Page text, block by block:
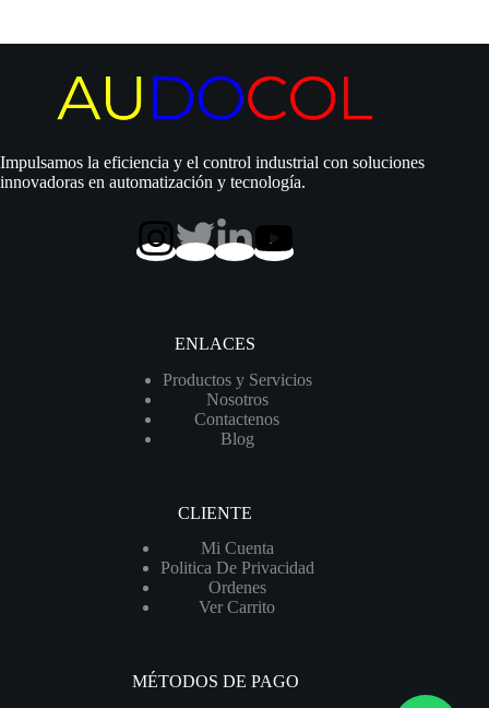
Impulsamos la eficiencia y el control industrial con soluciones
innovadoras en automatización y tecnología.
ENLACES
Productos y Servicios
Nosotros
Contactenos
Blog
CLIENTE
Mi Cuenta
Politica De Privacidad
Ordenes
Ver Carrito
MÉTODOS DE PAGO